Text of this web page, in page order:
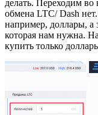
делать. Переходим
обмена LTC/ Dash
например, доллары, а
которая нам нужна.
купить только